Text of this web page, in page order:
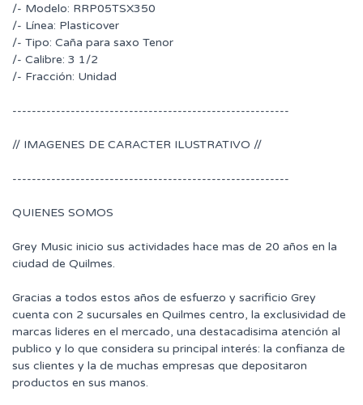
/- Modelo: RRP05TSX350
/- Línea: Plasticover
/- Tipo: Caña para saxo Tenor
/- Calibre: 3 1/2
/- Fracción: Unidad
---------------------------------------------------------
// IMAGENES DE CARACTER ILUSTRATIVO //
---------------------------------------------------------
QUIENES SOMOS
Grey Music inicio sus actividades hace mas de 20 años en la
ciudad de Quilmes.
Gracias a todos estos años de esfuerzo y sacrificio Grey
cuenta con 2 sucursales en Quilmes centro, la exclusividad de
marcas lideres en el mercado, una destacadisima atención al
publico y lo que considera su principal interés: la confianza de
sus clientes y la de muchas empresas que depositaron
productos en sus manos.